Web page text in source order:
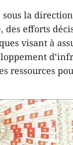
la
efforts
visant à
ressources